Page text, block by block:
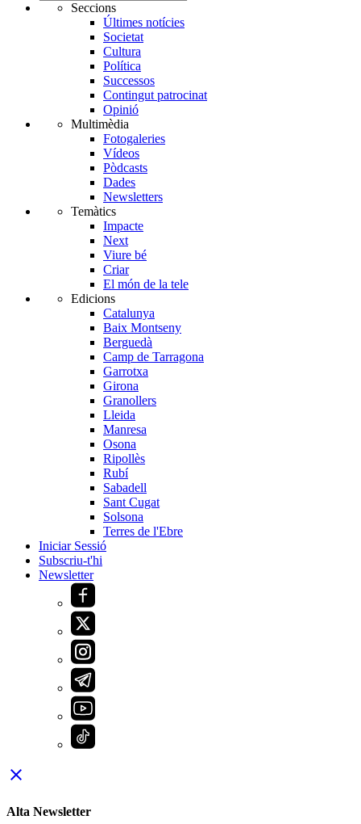
Seccions
Últimes notícies
Societat
Cultura
Política
Successos
Contingut patrocinat
Opinió
Multimèdia
Fotogaleries
Vídeos
Pòdcasts
Dades
Newsletters
Temàtics
Impacte
Next
Viure bé
Criar
El món de la tele
Edicions
Catalunya
Baix Montseny
Berguedà
Camp de Tarragona
Garrotxa
Girona
Granollers
Lleida
Manresa
Osona
Ripollès
Rubí
Sabadell
Sant Cugat
Solsona
Terres de l'Ebre
Iniciar Sessió
Subscriu-t'hi
Newsletter
close
Alta Newsletter